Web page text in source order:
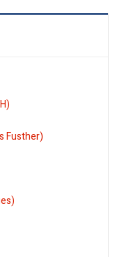
Fusther)